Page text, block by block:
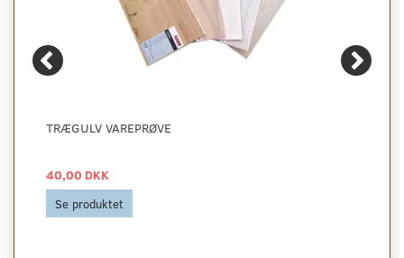
TRÆGULV VAREPRØVE
40,00 DKK
Se produktet